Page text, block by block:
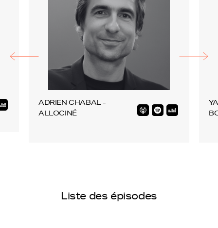
ADRIEN CHABAL -
ALLOCINÉ
Liste des épisodes